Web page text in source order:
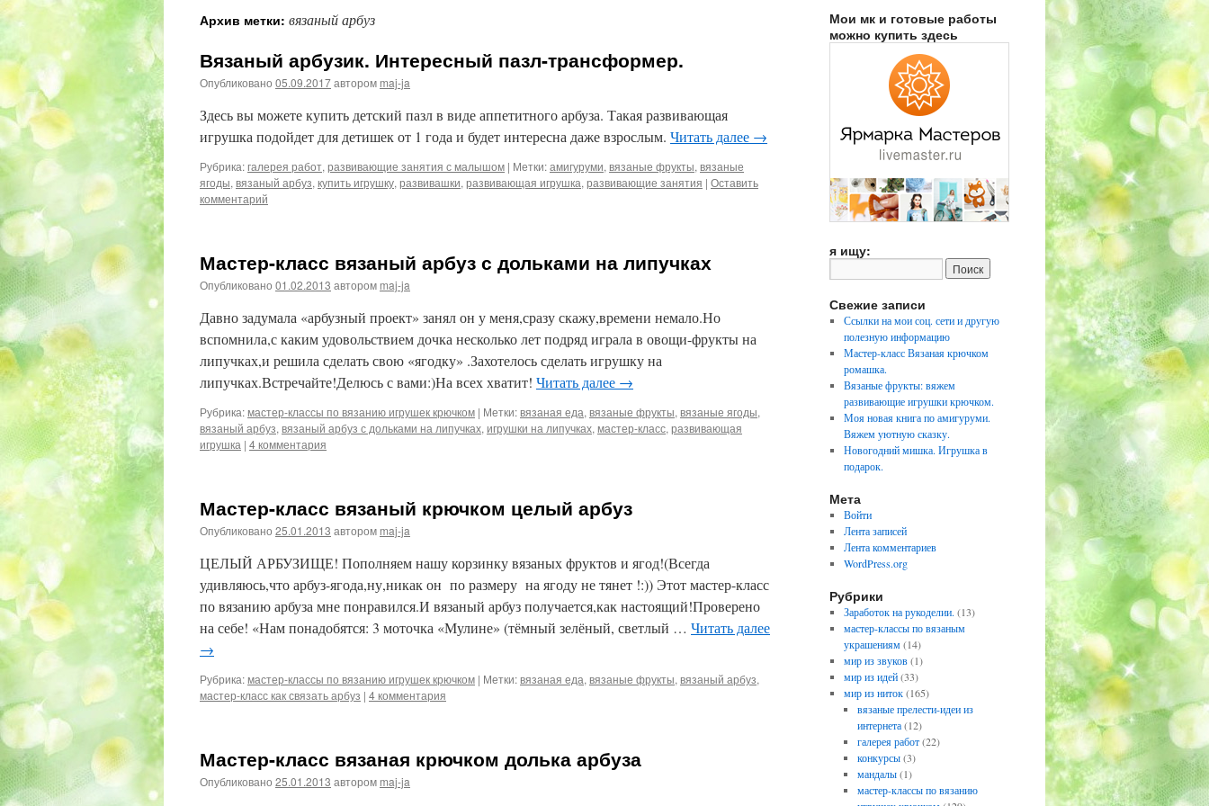
Архив метки: вязаный арбуз
Вязаный арбузик. Интересный пазл-трансформер.
Опубликовано 05.09.2017автором maj-ja
Здесь вы можете купить детский пазл в виде аппетитного арбуза. Такая развивающая
игрушка подойдет для детишек от 1 года и будет интересна даже взрослым. Читать далее →
Рубрика:галерея работ, развивающие занятия с малышом | Метки:амигуруми, вязаные фрукты, вязаные
ягоды, вязаный арбуз, купить игрушку, развивашки, развивающая игрушка, развивающие занятия | Оставить
комментарий
Мастер-класс вязаный арбуз с дольками на липучках
Опубликовано 01.02.2013 автором maj-ja
Давно задумала «арбузный проект» занял он у меня,сразу скажу,времени немало.Но
вспомнила,с каким удовольствием дочка несколько лет подряд играла в овощи-фрукты на
липучках,и решила сделать свою «ягодку» .Захотелось сделать игрушку на
липучках.Встречайте!Делюсь с вами:)На всех хватит! Читать далее →
Рубрика:мастер-классы по вязанию игрушек крючком | Метки:вязаная еда, вязаные фрукты, вязаные ягоды,
вязаный арбуз, вязаный арбуз с дольками на липучках, игрушки на липучках, мастер-класс, развивающая
игрушка | 4 комментария
Мастер-класс вязаный крючком целый арбуз
Опубликовано 25.01.2013 автором maj-ja
ЦЕЛЫЙ АРБУЗИЩЕ! Пополняем нашу корзинку вязаных фруктов и ягод!(Всегда
удивляюсь,что арбуз-ягода,ну,никак он по размеру на ягоду не тянет !:)) Этот мастер-класс
по вязанию арбуза мне понравился.И вязаный арбуз получается,как настоящий!Проверено
на себе! «Нам понадобятся: 3 моточка «Мулине» (тёмный зелёный, светлый … Читать далее
→
Рубрика:мастер-классы по вязанию игрушек крючком | Метки:вязаная еда, вязаные фрукты, вязаный арбуз,
мастер-класс как связать арбуз | 4 комментария
Мастер-класс вязаная крючком долька арбуза
Опубликовано 25.01.2013 автором maj-ja
Мои мк и готовые работы
можно купить здесь
я ищу:
Свежие записи
Ссылки на мои соц. сети и другую
полезную информацию
Мастер-класс Вязаная крючком
ромашка.
Вязаные фрукты: вяжем
развивающие игрушки крючком.
Моя новая книга по амигуруми.
Вяжем уютную сказку.
Новогодний мишка. Игрушка в
подарок.
Мета
Войти
Лента записей
Лента комментариев
WordPress.org
Рубрики
Заработок на рукоделии. (13)
мастер-классы по вязаным
украшениям(14)
мир из звуков(1)
мир из идей(33)
мир из ниток(165)
вязаные прелести-идеи из
интернета(12)
галерея работ(22)
конкурсы(3)
мандалы(1)
мастер-классы по вязанию